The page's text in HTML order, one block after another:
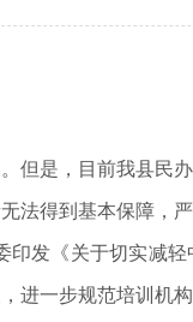
但是，目前我县民
法得到基本保障，
发《关于切实减
一步规范培训机